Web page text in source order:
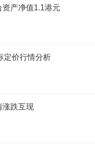
产净值1.1港元
定价行情分析
涨跌互现